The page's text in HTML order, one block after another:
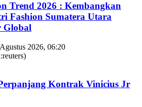
Trend 2026 : Kembangkan
Fashion Sumatera Utara
Global
2026, 06:20
Kontrak Vinicius Jr